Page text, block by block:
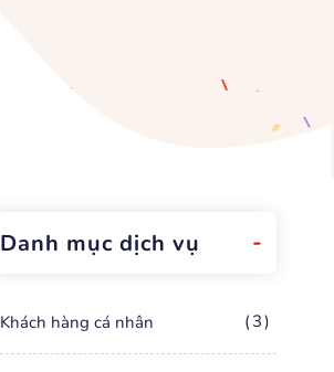
Danh mục dịch vụ
Khách hàng cá nhân 3